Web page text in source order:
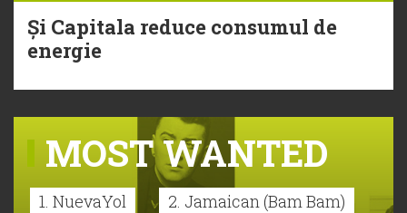
Și Capitala reduce consumul de
energie
MOST WANTED
1. NuevaYol 2. Jamaican (Bam Bam)